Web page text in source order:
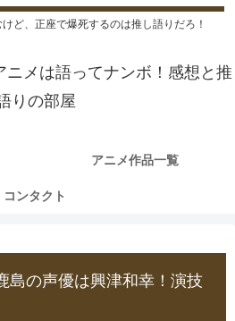
ど、正座で爆死するのは推し語りだろ！
ニメは語ってナンボ！感想と推
りの部屋
アニメ作品一覧
コンタクト
島の声優は興津和幸！演技